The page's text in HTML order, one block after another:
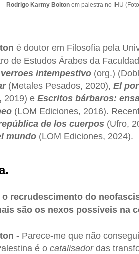
Rodrigo Karmy Bolton em palestra no IHU
é doutor em Filosofia pela
de Estudos Árabes da
intempestivo(org.)
(Metales Pesados, 2020), El
2019) e Escritos bárbaros:
(LOM Ediciones, 2016).
de los cuerpos(Ufro,
mundo (LOM Ediciones, 2024).
o recrudescimento do
são os nexos possíveis na
- Parece-me que não
é o catalisadordas